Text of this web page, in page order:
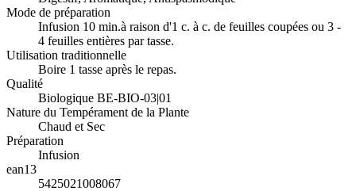
Mode de préparation
Infusion 10 min.à raison d'1 c. à c. de feuilles coupées ou 3 -
4 feuilles entières par tasse.
Utilisation traditionnelle
Boire 1 tasse après le repas.
Qualité
Biologique BE-BIO-03|01
Nature du Tempérament de la Plante
Chaud et Sec
Préparation
Infusion
ean13
5425021008067